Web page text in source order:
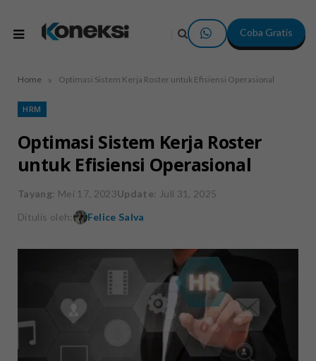
Coba Gratis
Home » Optimasi Sistem Kerja Roster untuk Efisiensi Operasional
HRM
Optimasi Sistem Kerja Roster
untuk Efisiensi Operasional
Tayang: Mei 17, 2023Update: Juli 31, 2025
Ditulis oleh:
Felice Salva